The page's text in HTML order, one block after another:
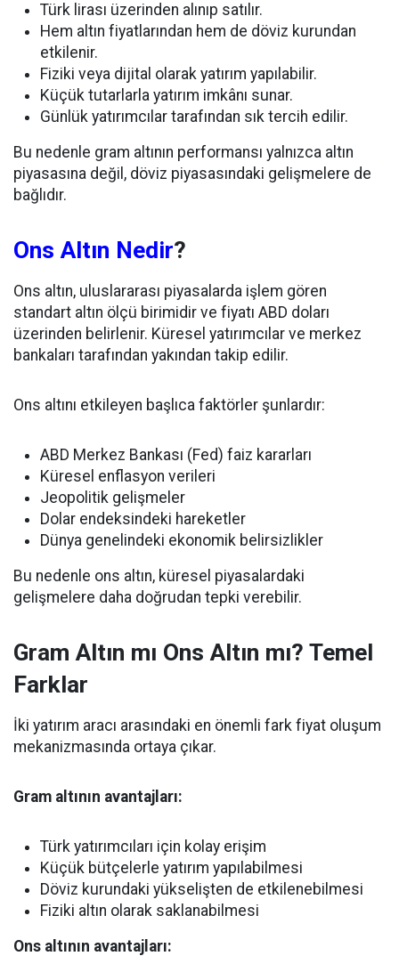
Türk lirası üzerinden alınıp satılır.
Hem altın fiyatlarından hem de döviz kurundan
etkilenir.
Fiziki veya dijital olarak yatırım yapılabilir.
Küçük tutarlarla yatırım imkânı sunar.
Günlük yatırımcılar tarafından sık tercih edilir.
Bu nedenle gram altının performansı yalnızca altın
piyasasına değil, döviz piyasasındaki gelişmelere de
bağlıdır.
Ons Altın Nedir?
Ons altın, uluslararası piyasalarda işlem gören
standart altın ölçü birimidir ve fiyatı ABD doları
üzerinden belirlenir. Küresel yatırımcılar ve merkez
bankaları tarafından yakından takip edilir.
Ons altını etkileyen başlıca faktörler şunlardır:
ABD Merkez Bankası (Fed) faiz kararları
Küresel enflasyon verileri
Jeopolitik gelişmeler
Dolar endeksindeki hareketler
Dünya genelindeki ekonomik belirsizlikler
Bu nedenle ons altın, küresel piyasalardaki
gelişmelere daha doğrudan tepki verebilir.
Gram Altın mı Ons Altın mı? Temel
Farklar
İki yatırım aracı arasındaki en önemli fark fiyat oluşum
mekanizmasında ortaya çıkar.
Gram altının avantajları:
Türk yatırımcıları için kolay erişim
Küçük bütçelerle yatırım yapılabilmesi
Döviz kurundaki yükselişten de etkilenebilmesi
Fiziki altın olarak saklanabilmesi
Ons altının avantajları: